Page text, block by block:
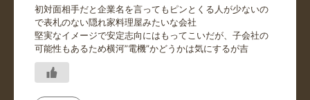
初対面相手だと企業名を言ってもピンとくる人が少ないの
で表札のない隠れ家料理屋みたいな会社
堅実なイメージで安定志向にはもってこいだが、子会社の
可能性もあるため横河”電機”かどうかは気にするが吉